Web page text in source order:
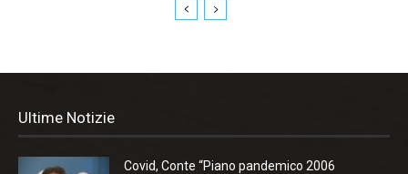
Ultime Notizie
Covid, Conte “Piano pandemico 2006